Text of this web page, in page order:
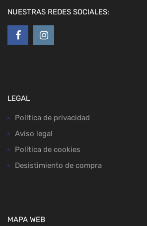
NUESTRAS REDES SOCIALES:
LEGAL
Política de privacidad
Aviso legal
Política de cookies
Desistimiento de compra
MAPA WEB